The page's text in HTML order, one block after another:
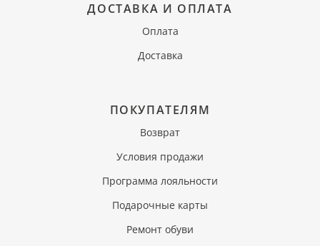
ДОСТАВКА И ОПЛАТА
Оплата
Доставка
ПОКУПАТЕЛЯМ
Возврат
Условия продажи
Программа лояльности
Подарочные карты
Ремонт обуви